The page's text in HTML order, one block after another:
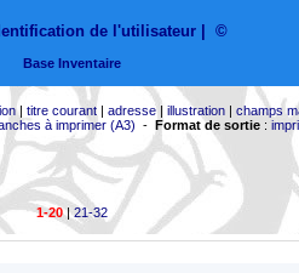
de l'utilisateur ©
Base Inventaire
| titre courant| adresse| illustration| champs
à imprimer (A3) - Format de sortie:
1-20|21-32